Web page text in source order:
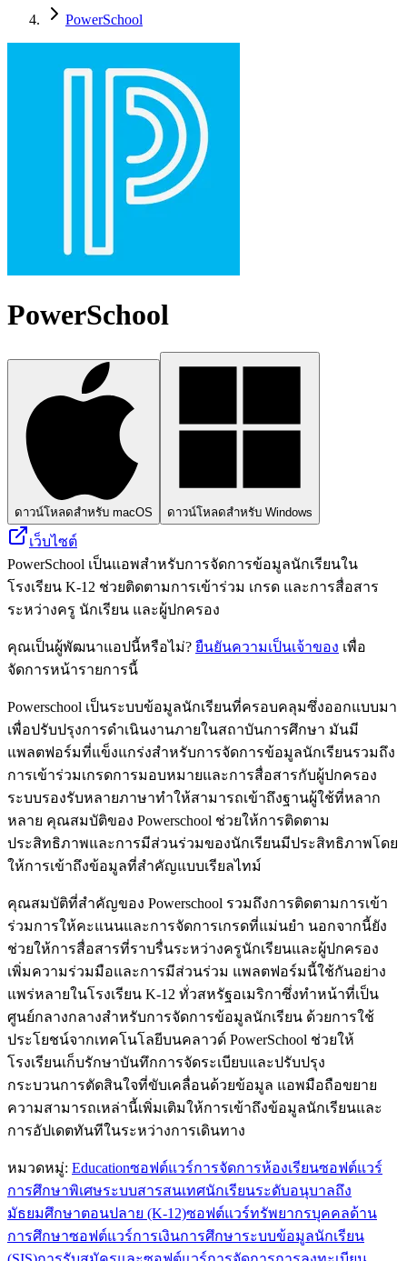
PowerSchool
PowerSchool
ดาวน์โหลดสำหรับ macOS ดาวน์โหลดสำหรับ Windows
เว็บไซต์
PowerSchool เป็นแอพสำหรับการจัดการข้อมูลนักเรียนใน
โรงเรียน K-12 ช่วยติดตามการเข้าร่วม เกรด และการสื่อสาร
ระหว่างครู นักเรียน และผู้ปกครอง
คุณเป็นผู้พัฒนาแอปนี้หรือไม่? ยืนยันความเป็นเจ้าของ เพื่อ
จัดการหน้ารายการนี้
Powerschool เป็นระบบข้อมูลนักเรียนที่ครอบคลุมซึ่งออกแบบมา
เพื่อปรับปรุงการดำเนินงานภายในสถาบันการศึกษา มันมี
แพลตฟอร์มที่แข็งแกร่งสำหรับการจัดการข้อมูลนักเรียนรวมถึง
การเข้าร่วมเกรดการมอบหมายและการสื่อสารกับผู้ปกครอง
ระบบรองรับหลายภาษาทำให้สามารถเข้าถึงฐานผู้ใช้ที่หลาก
หลาย คุณสมบัติของ Powerschool ช่วยให้การติดตาม
ประสิทธิภาพและการมีส่วนร่วมของนักเรียนมีประสิทธิภาพโดย
ให้การเข้าถึงข้อมูลที่สำคัญแบบเรียลไทม์
คุณสมบัติที่สำคัญของ Powerschool รวมถึงการติดตามการเข้า
ร่วมการให้คะแนนและการจัดการเกรดที่แม่นยำ นอกจากนี้ยัง
ช่วยให้การสื่อสารที่ราบรื่นระหว่างครูนักเรียนและผู้ปกครอง
เพิ่มความร่วมมือและการมีส่วนร่วม แพลตฟอร์มนี้ใช้กันอย่าง
แพร่หลายในโรงเรียน K-12 ทั่วสหรัฐอเมริกาซึ่งทำหน้าที่เป็น
ศูนย์กลางกลางสำหรับการจัดการข้อมูลนักเรียน ด้วยการใช้
ประโยชน์จากเทคโนโลยีบนคลาวด์ PowerSchool ช่วยให้
โรงเรียนเก็บรักษาบันทึกการจัดระเบียบและปรับปรุง
กระบวนการตัดสินใจที่ขับเคลื่อนด้วยข้อมูล แอพมือถือขยาย
ความสามารถเหล่านี้เพิ่มเติมให้การเข้าถึงข้อมูลนักเรียนและ
การอัปเดตทันทีในระหว่างการเดินทาง
หมวดหมู่: Educationซอฟต์แวร์การจัดการห้องเรียนซอฟต์แวร์
การศึกษาพิเศษระบบสารสนเทศนักเรียนระดับอนุบาลถึง
มัธยมศึกษาตอนปลาย (K-12)ซอฟต์แวร์ทรัพยากรบุคคลด้าน
การศึกษาซอฟต์แวร์การเงินการศึกษาระบบข้อมูลนักเรียน